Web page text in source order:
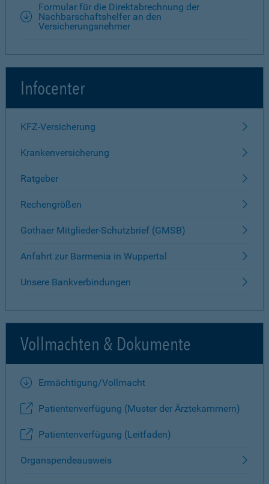
Formular für die Direktabrechnung der
Nachbarschaftshelfer an den
Versicherungsnehmer
Infocenter
KFZ-Versicherung
Krankenversicherung
Ratgeber
Rechengrößen
Gothaer Mitglieder-Schutzbrief (GMSB)
Anfahrt zur Barmenia in Wuppertal
Unsere Bankverbindungen
Vollmachten & Dokumente
Ermächtigung/Vollmacht
Patientenverfügung (Muster der Ärztekammern)
Patientenverfügung (Leitfaden)
Organspendeausweis